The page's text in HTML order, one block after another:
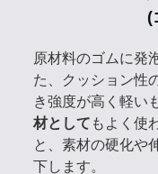
(
原材料のゴムに発
た、クッション性
き強度が高く軽い
材として もよく使
と、素材の硬化や
下します。